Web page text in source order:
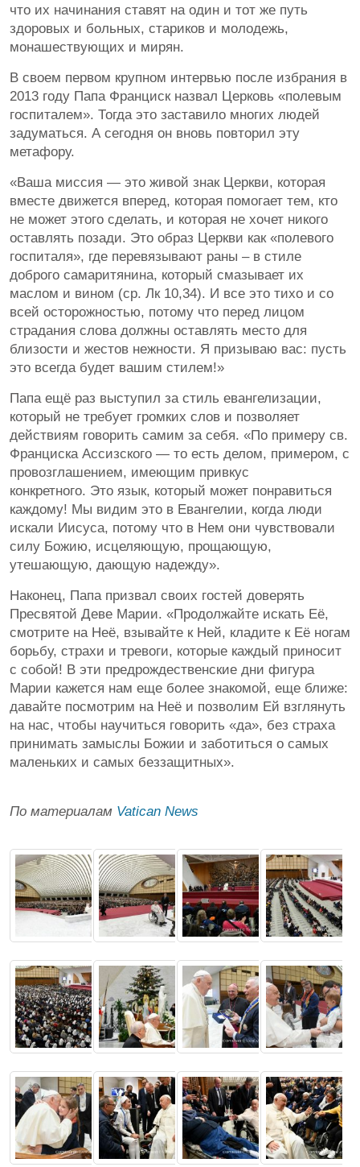
что их начинания ставят на один и тот же путь
здоровых и больных, стариков и молодежь,
монашествующих и мирян.
В своем первом крупном интервью после избрания в
2013 году Папа Франциск назвал Церковь «полевым
госпиталем». Тогда это заставило многих людей
задуматься. А сегодня он вновь повторил эту
метафору.
«Ваша миссия — это живой знак Церкви, которая
вместе движется вперед, которая помогает тем, кто
не может этого сделать, и которая не хочет никого
оставлять позади. Это образ Церкви как «полевого
госпиталя», где перевязывают раны – в стиле
доброго самаритянина, который смазывает их
маслом и вином (ср. Лк 10,34). И все это тихо и со
всей осторожностью, потому что перед лицом
страдания слова должны оставлять место для
близости и жестов нежности. Я призываю вас: пусть
это всегда будет вашим стилем!»
Папа ещё раз выступил за стиль евангелизации,
который не требует громких слов и позволяет
действиям говорить самим за себя. «По примеру св.
Франциска Ассизского — то есть делом, примером, с
провозглашением, имеющим привкус
конкретного. Это язык, который может понравиться
каждому! Мы видим это в Евангелии, когда люди
искали Иисуса, потому что в Нем они чувствовали
силу Божию, исцеляющую, прощающую,
утешающую, дающую надежду».
Наконец, Папа призвал своих гостей доверять
Пресвятой Деве Марии. «Продолжайте искать Её,
смотрите на Неё, взывайте к Ней, кладите к Её ногам
борьбу, страхи и тревоги, которые каждый приносит
с собой! В эти предрождественские дни фигура
Марии кажется нам еще более знакомой, еще ближе:
давайте посмотрим на Неё и позволим Ей взглянуть
на нас, чтобы научиться говорить «да», без страха
принимать замыслы Божии и заботиться о самых
маленьких и самых беззащитных».
По материалам Vatican News